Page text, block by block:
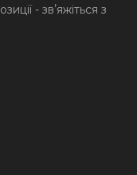
- звʼяжіться з